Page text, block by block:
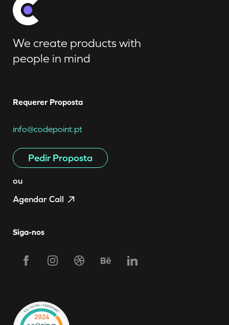
We create products with
people in mind
Requerer Proposta
info@codepoint.pt
Pedir Proposta
ou
Agendar Call
Siga-nos